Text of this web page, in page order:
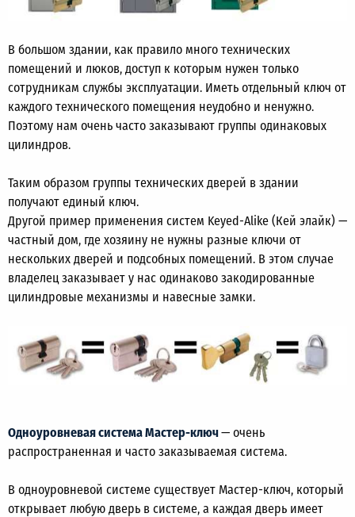
В большом здании, как правило много технических
помещений и люков, доступ к которым нужен только
сотрудникам службы эксплуатации. Иметь отдельный ключ от
каждого технического помещения неудобно и ненужно.
Поэтому нам очень часто заказывают группы одинаковых
цилиндров.
Таким образом группы технических дверей в здании
получают единый ключ.
Другой пример применения систем Keyed-Alike (Кей элайк) —
частный дом, где хозяину не нужны разные ключи от
нескольких дверей и подсобных помещений. В этом случае
владелец заказывает у нас одинаково закодированные
цилиндровые механизмы и навесные замки.
Одноуровневая система Мастер-ключ— очень
распространенная и часто заказываемая система.
В одноуровневой системе существует Мастер-ключ, который
открывает любую дверь в системе, а каждая дверь имеет